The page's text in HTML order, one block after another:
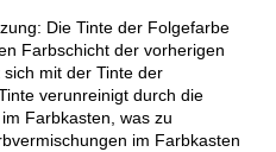
Die Tinte der Folgefarbe
Farbschicht der vorherigen
mit der Tinte der
verunreinigt durch die
Farbkasten, was zu
im Farbkasten